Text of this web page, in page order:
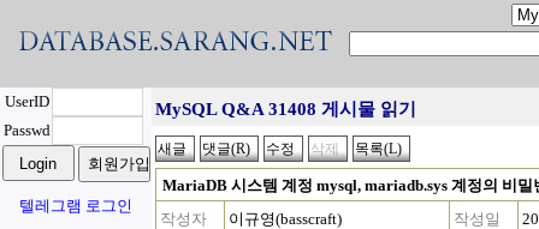
UserID
Passwd
텔레그램 로그인
MySQL Q&A 31408 게시물 읽기
MariaDB 시스템 계정 mysql, mariadb.sys 계정의 비밀
작성자
이규영(basscraft) 작성일